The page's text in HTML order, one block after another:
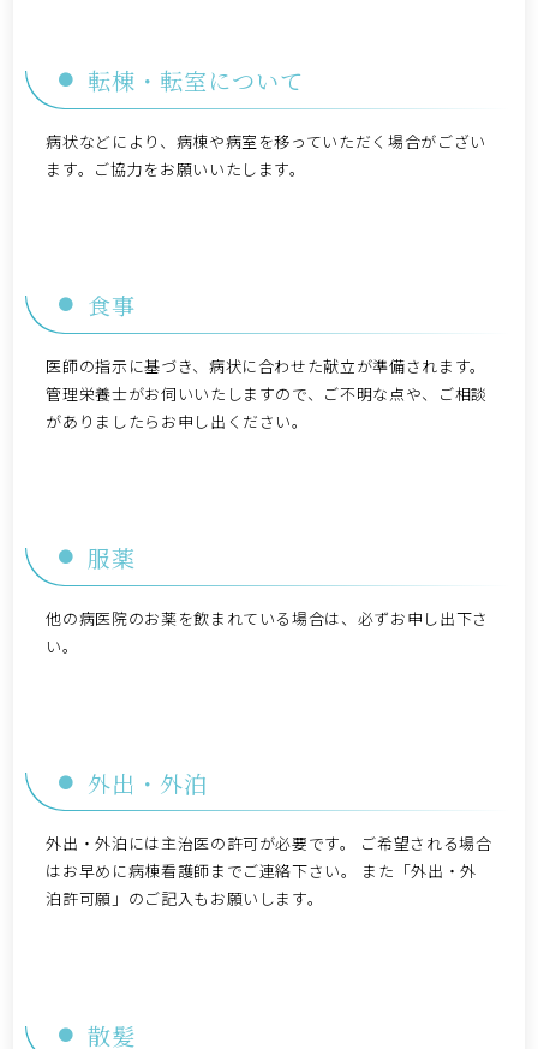
転棟・転室について
病状などにより、病棟や病室を移っていただく場合がござい
ます。ご協力をお願いいたします。
食事
医師の指示に基づき、病状に合わせた献立が準備されます。
管理栄養士がお伺いいたしますので、ご不明な点や、ご相談
がありましたらお申し出ください。
服薬
他の病医院のお薬を飲まれている場合は、必ずお申し出下さ
い。
外出・外泊
外出・外泊には主治医の許可が必要です。 ご希望される場合
はお早めに病棟看護師までご連絡下さい。 また「外出・外
泊許可願」のご記入もお願いします。
散髪